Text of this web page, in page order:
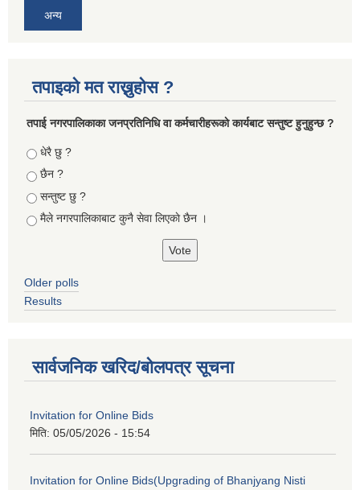
अन्य
तपाइको मत राख्नुहोस ?
तपा‌ई नगरपालिकाका जनप्रतिनिधि वा कर्मचारीहरूकाे कार्यबाट सन्तुष्ट हुनुहुन्छ ?
Choices
धेरै छु ?
छैन ?
सन्तुष्ट छु ?
मैले नगरपालिकाबाट कुनै सेवा लिएकाे छैन ।
Older polls
Results
सार्वजनिक खरिद/बोलपत्र सूचना
Invitation for Online Bids
मिति: 05/05/2026 - 15:54
Invitation for Online Bids(Upgrading of Bhanjyang Nisti